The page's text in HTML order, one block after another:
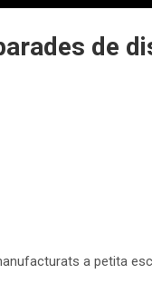
de
a petita